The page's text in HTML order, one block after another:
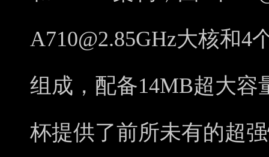
A710@2.85GHz大核和4
组成，配备14MB超大容
杯提供了前所未有的超